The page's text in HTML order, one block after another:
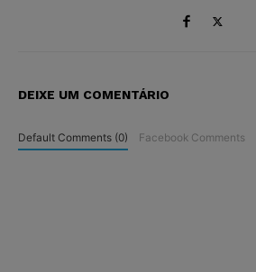
DEIXE UM COMENTÁRIO
Default Comments (0) Facebook Comments